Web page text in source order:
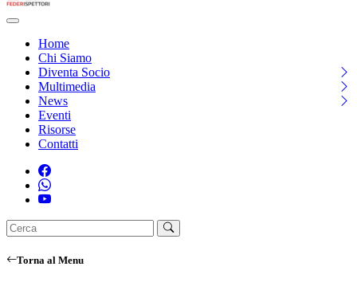
Home
Chi Siamo
Diventa Socio
Multimedia
News
Eventi
Risorse
Contatti
Torna al Menu